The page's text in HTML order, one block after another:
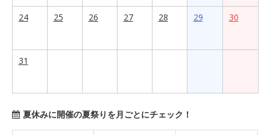
24 25 26 27 28 29 30
31
夏休みに開催の夏祭りを月ごとにチェック！